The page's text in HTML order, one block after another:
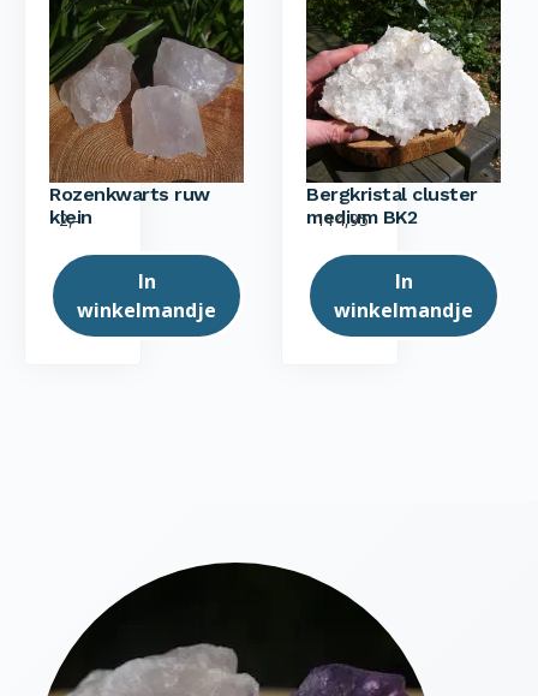
Rozenkwarts ruw
klein
2,-
In
winkelmandje
Bergkristal cluster
medium BK2
114,95
In
winkelmandje